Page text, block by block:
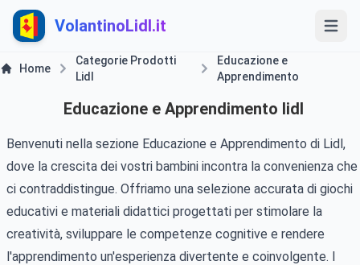
VolantinoLidl.it
Home
Categorie Prodotti
Lidl
Educazione e
Apprendimento
Educazione e Apprendimento lidl
Benvenuti nella sezione Educazione e Apprendimento di Lidl,
dove la crescita dei vostri bambini incontra la convenienza che
ci contraddistingue. Offriamo una selezione accurata di giochi
educativi e materiali didattici progettati per stimolare la
creatività, sviluppare le competenze cognitive e rendere
l'apprendimento un'esperienza divertente e coinvolgente. I